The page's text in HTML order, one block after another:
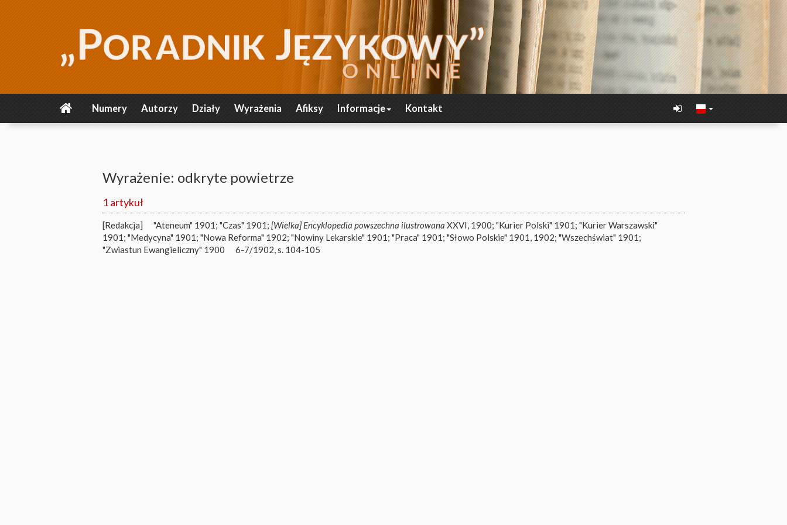
Numery Autorzy Działy Wyrażenia Afiksy Informacje Kontakt
Wyrażenie: odkryte powietrze
1 artykuł
[Redakcja] "Ateneum" 1901; "Czas" 1901; [Wielka] Encyklopedia powszechna ilustrowana XXVI, 1900; "Kurier Polski" 1901; "Kurier Warszawski"
1901; "Medycyna" 1901; "Nowa Reforma" 1902; "Nowiny Lekarskie" 1901; "Praca" 1901; "Słowo Polskie" 1901, 1902; "Wszechświat" 1901;
"Zwiastun Ewangieliczny" 1900
6-7/1902, s. 104-105